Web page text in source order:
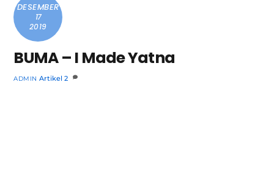
DESEMBER
17
2019
BUMA – I Made Yatna
ADMIN Artikel 2